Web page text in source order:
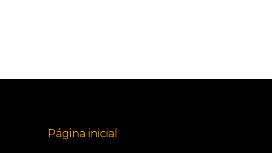
Página inicial